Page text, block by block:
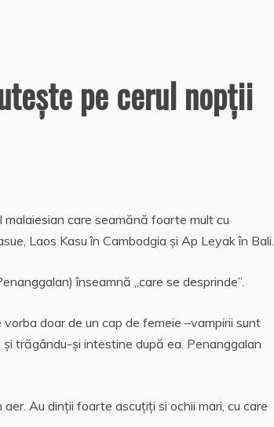
pe cerul nopţii
care seamănă foarte mult cu
Laos Kasu în Cambodgia și Ap Leyak în Bali.
înseamnă „care se desprinde”.
doar de un cap de femeie –vampirii sunt
trăgându-şi intestine după ea. Penanggalan
Au dinţii foarte ascuţiţi si ochii mari, cu care